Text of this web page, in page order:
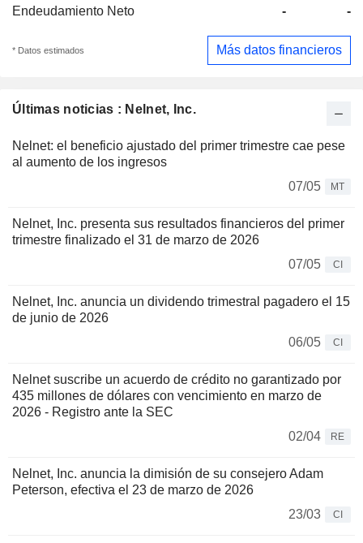
Últimas noticias : Nelnet, Inc.
Nelnet: el beneficio ajustado del primer trimestre cae pese
al aumento de los ingresos
07/05
MT
Nelnet, Inc. presenta sus resultados financieros del primer
trimestre finalizado el 31 de marzo de 2026
07/05
CI
Nelnet, Inc. anuncia un dividendo trimestral pagadero el 15
de junio de 2026
06/05
CI
Nelnet suscribe un acuerdo de crédito no garantizado por
435 millones de dólares con vencimiento en marzo de
2026 - Registro ante la SEC
02/04
RE
Nelnet, Inc. anuncia la dimisión de su consejero Adam
Peterson, efectiva el 23 de marzo de 2026
23/03
CI
Endeudamiento Neto
- -
* Datos estimados Más datos financieros